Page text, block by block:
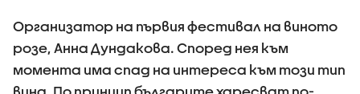
Организатор на първия фестивал на виното
розе, Анна Дундакова. Според нея към
момента има спад на интереса към този тип